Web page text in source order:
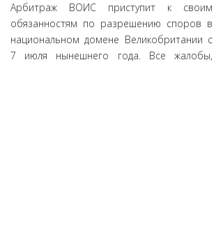
Арбитраж ВОИС приступит к своим
обязанностям по разрешению споров в
национальном домене Великобритании с
7 июля нынешнего года. Все жалобы,